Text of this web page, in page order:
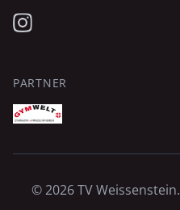
PARTNER
© 2026 TV